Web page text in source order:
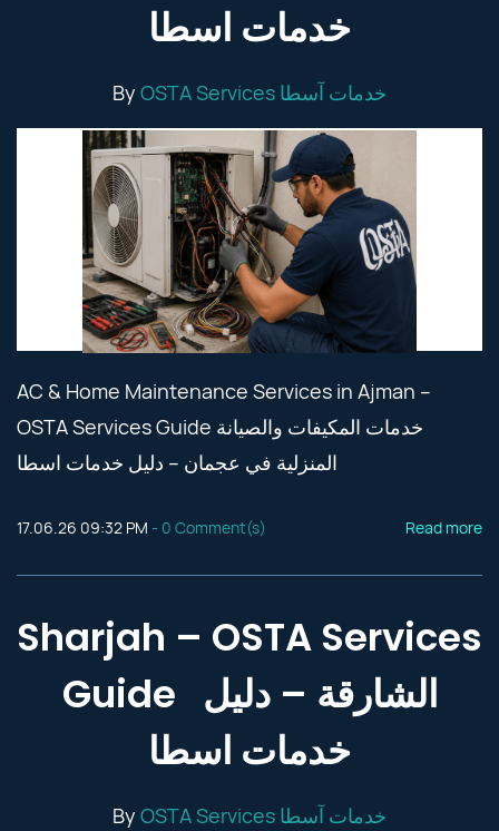
خدمات اسطا
By OSTA Services خدمات آسطا
AC & Home Maintenance Services in Ajman –
OSTA Services Guide خدمات المكيفات والصيانة
المنزلية في عجمان – دليل خدمات اسطا
17.06.26 09:32 PM - 0 Comment(s) Read more
Sharjah – OSTA Services
Guide الشارقة – دليل
خدمات اسطا
By OSTA Services خدمات آسطا